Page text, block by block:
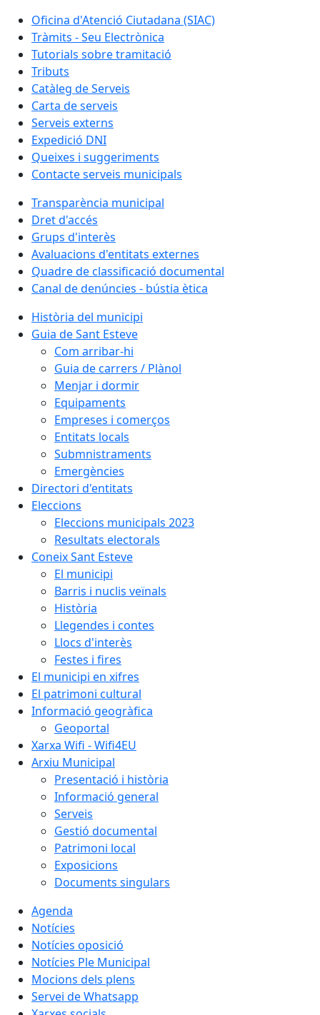
Oficina d'Atenció Ciutadana (SIAC)
Tràmits - Seu Electrònica
Tutorials sobre tramitació
Tributs
Catàleg de Serveis
Carta de serveis
Serveis externs
Expedició DNI
Queixes i suggeriments
Contacte serveis municipals
Transparència municipal
Dret d'accés
Grups d'interès
Avaluacions d'entitats externes
Quadre de classificació documental
Canal de denúncies - bústia ètica
Història del municipi
Guia de Sant Esteve
Com arribar-hi
Guia de carrers / Plànol
Menjar i dormir
Equipaments
Empreses i comerços
Entitats locals
Submnistraments
Emergències
Directori d'entitats
Eleccions
Eleccions municipals 2023
Resultats electorals
Coneix Sant Esteve
El municipi
Barris i nuclis veïnals
Història
Llegendes i contes
Llocs d'interès
Festes i fires
El municipi en xifres
El patrimoni cultural
Informació geogràfica
Geoportal
Xarxa Wifi - Wifi4EU
Arxiu Municipal
Presentació i història
Informació general
Serveis
Gestió documental
Patrimoni local
Exposicions
Documents singulars
Agenda
Notícies
Notícies oposició
Notícies Ple Municipal
Mocions dels plens
Servei de Whatsapp